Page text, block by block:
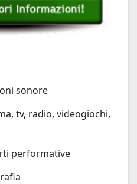
sonore
tv, radio, videogiochi,
performative